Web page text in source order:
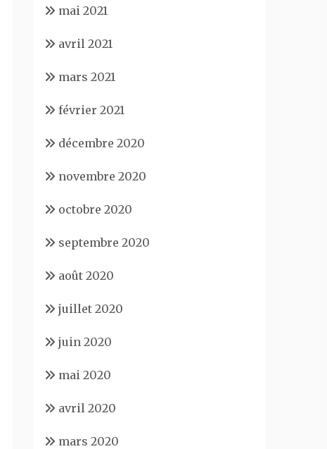
mai 2021
avril 2021
mars 2021
février 2021
décembre 2020
novembre 2020
octobre 2020
septembre 2020
août 2020
juillet 2020
juin 2020
mai 2020
avril 2020
mars 2020